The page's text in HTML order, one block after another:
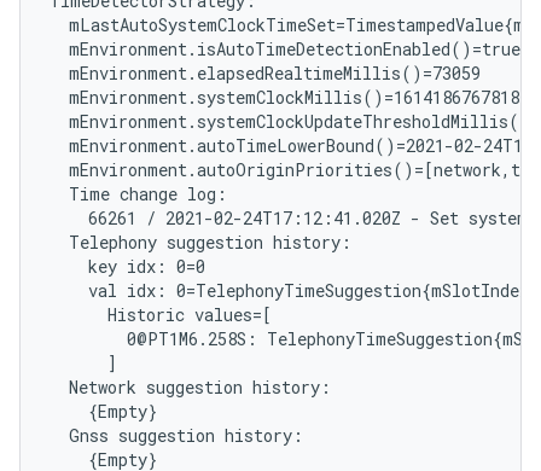
Time change
66261
/ 2021-02-24T17:12:41.020Z - Set system
Telephony suggestion
key idx:
val idx:
Historic
0@PT1M6.258S:
Network suggestion
Gnss suggestion